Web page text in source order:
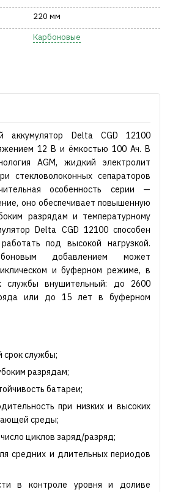
220 мм
Карбоновые
аккумулятор Delta CGD 12100
12 В и ёмкостью 100 Ач. В
AGM, жидкий электролит
стекловолоконных сепараторов
особенность серии —
оно обеспечивает повышенную
разрядам и температурному
Delta CGD 12100 способен
под высокой нагрузкой.
добавлением может
и буферном режиме, в
службы внушительный: до 2600
или до 15 лет в буферном
службы;
разрядам;
батареи;
при низких и высоких
среды;
циклов заряд/разряд;
средних и длительных периодов
в контроле уровня и доливе